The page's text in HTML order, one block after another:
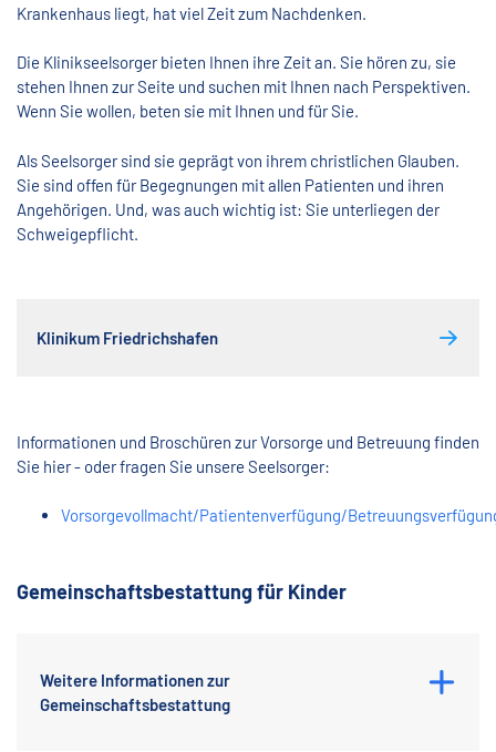
Krankenhaus liegt, hat viel Zeit zum Nachdenken.
Die Klinikseelsorger bieten Ihnen ihre Zeit an. Sie hören zu, sie
stehen Ihnen zur Seite und suchen mit Ihnen nach Perspektiven.
Wenn Sie wollen, beten sie mit Ihnen und für Sie.
Als Seelsorger sind sie geprägt von ihrem christlichen Glauben.
Sie sind offen für Begegnungen mit allen Patienten und ihren
Angehörigen. Und, was auch wichtig ist: Sie unterliegen der
Schweigepflicht.
Klinikum Friedrichshafen
Informationen und Broschüren zur Vorsorge und Betreuung finden
Sie hier - oder fragen Sie unsere Seelsorger:
Vorsorgevollmacht/Patientenverfügung/
Gemeinschaftsbestattung für Kinder
Weitere Informationen zur
Gemeinschaftsbestattung